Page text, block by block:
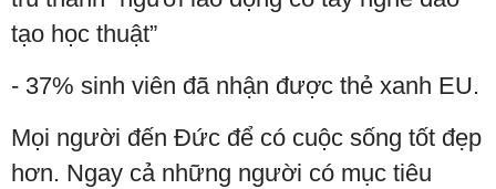
tạo học thuật”
- 37% sinh viên đã nhận được thẻ xanh EU.
Mọi người đến Đức để có cuộc sống tốt đẹp
hơn. Ngay cả những người có mục tiêu